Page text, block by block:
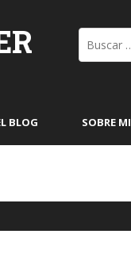
BLOG SOBRE MI